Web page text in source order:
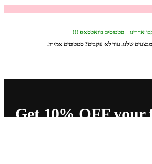
אחרינו – סטטוסים בוואטסאפ !!!
שלנו. עוד לא עוקבים? סטטוסים אמירוז.
Get 10% OFF your